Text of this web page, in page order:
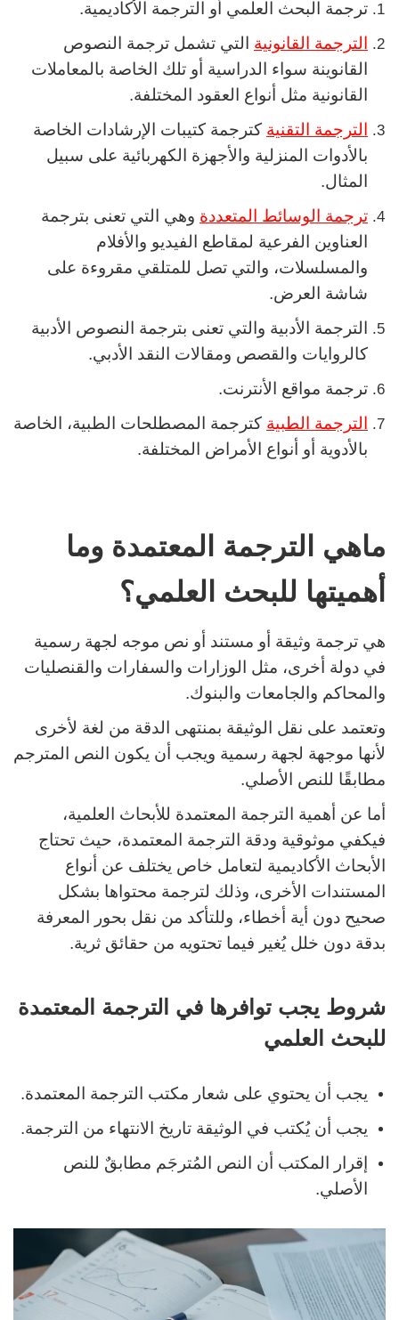
ترجمة البحث العلمي أو الترجمة الأكاديمية.
الترجمة القانونية التي تشمل ترجمة النصوص
القانوينة سواء الدراسية أو تلك الخاصة بالمعاملات
القانونية مثل أنواع العقود المختلفة.
الترجمة التقنية كترجمة كتيبات الإرشادات الخاصة
بالأدوات المنزلية والأجهزة الكهربائية على سبيل
المثال.
ترجمة الوسائط المتعددة وهي التي تعنى بترجمة
العناوين الفرعية لمقاطع الفيديو والأفلام
والمسلسلات، والتي تصل للمتلقي مقروءة على
شاشة العرض.
الترجمة الأدبية والتي تعنى بترجمة النصوص الأدبية
كالروايات والقصص ومقالات النقد الأدبي.
ترجمة مواقع الأنترنت.
الترجمة الطبية كترجمة المصطلحات الطبية، الخاصة
بالأدوية أو أنواع الأمراض المختلفة.
ماهي الترجمة المعتمدة وما
أهميتها للبحث العلمي؟
هي ترجمة وثيقة أو مستند أو نص موجه لجهة رسمية
في دولة أخرى، مثل الوزارات والسفارات والقنصليات
والمحاكم والجامعات والبنوك.
وتعتمد على نقل الوثيقة بمنتهى الدقة من لغة لأخرى
لأنها موجهة لجهة رسمية ويجب أن يكون النص المترجم
مطابقًا للنص الأصلي.
أما عن أهمية الترجمة المعتمدة للأبحاث العلمية،
فيكفي موثوقية ودقة الترجمة المعتمدة، حيث تحتاج
الأبحاث الأكاديمية لتعامل خاص يختلف عن أنواع
المستندات الأخرى، وذلك لترجمة محتواها بشكل
صحيح دون أية أخطاء، وللتأكد من نقل بحور المعرفة
بدقة دون خلل يُغير فيما تحتويه من حقائق ثرية.
شروط يجب توافرها في الترجمة المعتمدة
للبحث العلمي
يجب أن يحتوي على شعار مكتب الترجمة المعتمدة.
يجب أن يُكتب في الوثيقة تاريخ الانتهاء من الترجمة.
إقرار المكتب أن النص المُترجَم مطابقٌ للنص
الأصلي.